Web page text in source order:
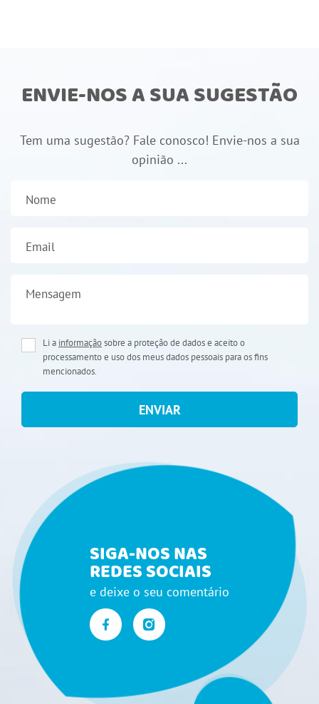
ENVIE-NOS A SUA SUGESTÃO
Tem uma sugestão? Fale conosco! Envie-nos a sua
opinião ...
Nome
Email
Mensagem
Li a informaçãosobre a proteção de dados e aceito o
processamento e uso dos meus dados pessoais para os fins
mencionados.
ENVIAR
SIGA-NOS NAS
REDES SOCIAIS
e deixe o seu comentário